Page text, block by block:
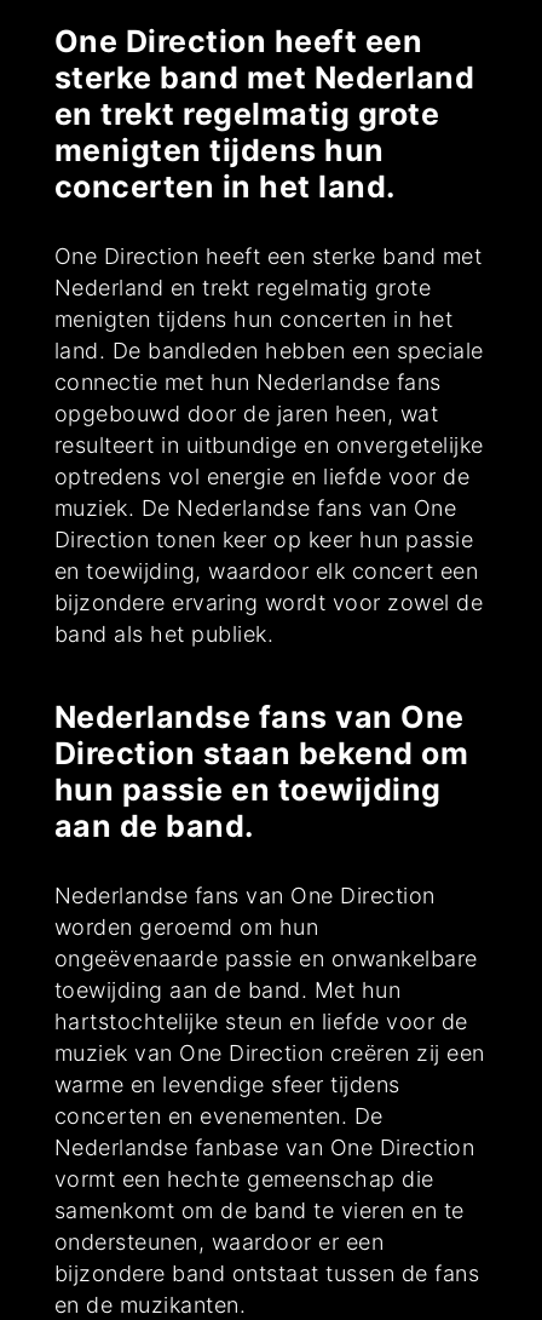
One Direction heeft een
sterke band met Nederland
en trekt regelmatig grote
menigten tijdens hun
concerten in het land.
One Direction heeft een sterke band met
Nederland en trekt regelmatig grote
menigten tijdens hun concerten in het
land. De bandleden hebben een speciale
connectie met hun Nederlandse fans
opgebouwd door de jaren heen, wat
resulteert in uitbundige en onvergetelijke
optredens vol energie en liefde voor de
muziek. De Nederlandse fans van One
Direction tonen keer op keer hun passie
en toewijding, waardoor elk concert een
bijzondere ervaring wordt voor zowel de
band als het publiek.
Nederlandse fans van One
Direction staan bekend om
hun passie en toewijding
aan de band.
Nederlandse fans van One Direction
worden geroemd om hun
ongeëvenaarde passie en onwankelbare
toewijding aan de band. Met hun
hartstochtelijke steun en liefde voor de
muziek van One Direction creëren zij een
warme en levendige sfeer tijdens
concerten en evenementen. De
Nederlandse fanbase van One Direction
vormt een hechte gemeenschap die
samenkomt om de band te vieren en te
ondersteunen, waardoor er een
bijzondere band ontstaat tussen de fans
en de muzikanten.